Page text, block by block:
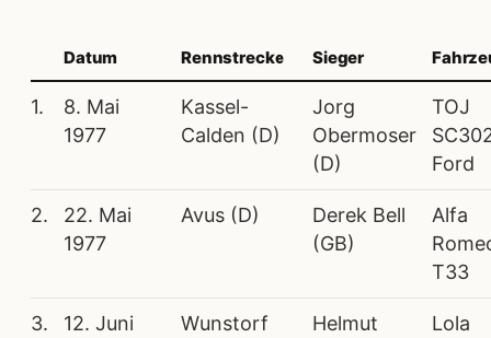
Datum Rennstrecke Sieger
1.
8. Mai
1977
Kassel-
Calden (D)
Jorg
Obermoser
(D)
TOJ
Ford
2.
22. Mai
1977
Avus (D)
Derek Bell
(GB)
Alfa
T33
3.
12. Juni
Wunstorf
Helmut
Lola